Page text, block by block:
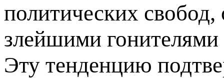
политических свобод,
злейшими
Эту тенденцию